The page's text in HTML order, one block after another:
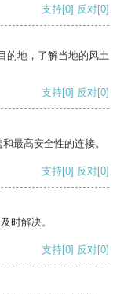
支持[0] 反对[0]
的地，了解当地的风土
支持[0] 反对[0]
最高安全性的连接。
支持[0] 反对[0]
时解决。
支持[0] 反对[0]